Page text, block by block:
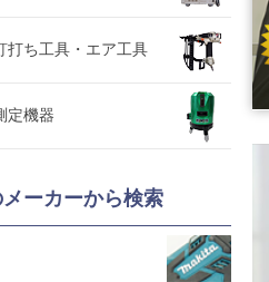
打ち工具・エア工具
定機器
ーカーから検索